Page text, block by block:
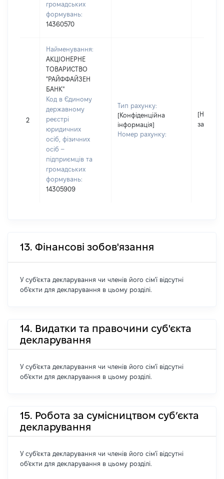
громадських
формувань:
14360570
2
Найменування:
АКЦІОНЕРНЕ
ТОВАРИСТВО
"РАЙФФАЙЗЕН
БАНК"
Код в Єдиному
державному
реєстрі
юридичних
осіб, фізичних
осіб –
підприємців та
громадських
формувань:
14305909
Тип рахунку:
[Конфіденційна
інформація]
Номер рахунку:
[Не
13. Фінансові зобов'язання
У суб'єкта декларування чи членів його сім'ї відсутні
об'єкти для декларування в цьому розділі.
14. Видатки та правочини суб'єкта
декларування
У суб'єкта декларування чи членів його сім'ї відсутні
об'єкти для декларування в цьому розділі.
15. Робота за сумісництвом суб’єкта
декларування
У суб'єкта декларування чи членів його сім'ї відсутні
об'єкти для декларування в цьому розділі.